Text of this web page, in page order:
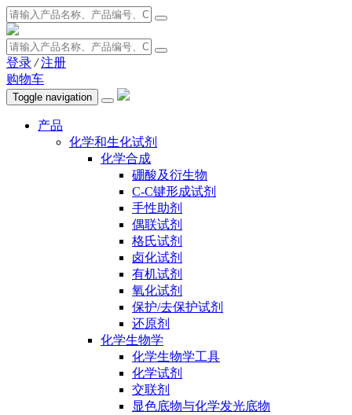
登录 / 注册
购物车
Toggle navigation
产品
化学和生化试剂
化学合成
硼酸及衍生物
C-C键形成试剂
手性助剂
偶联试剂
格氏试剂
卤化试剂
有机试剂
氧化试剂
保护/去保护试剂
还原剂
化学生物学
化学生物学工具
化学试剂
交联剂
显色底物与化学发光底物